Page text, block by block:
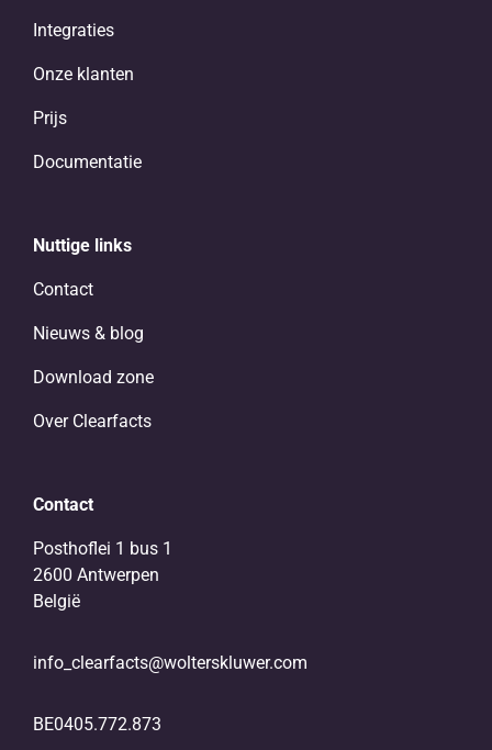
Integraties
Onze klanten
Prijs
Documentatie
Nuttige links
Contact
Nieuws & blog
Download zone
Over Clearfacts
Contact
Posthoflei 1 bus 1
2600 Antwerpen
België
info_clearfacts@wolterskluwer.com
BE0405.772.873